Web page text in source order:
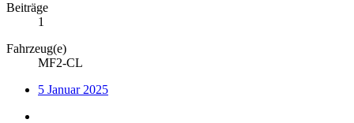
Beiträge
1
Fahrzeug(e)
MF2-CL
5 Januar 2025